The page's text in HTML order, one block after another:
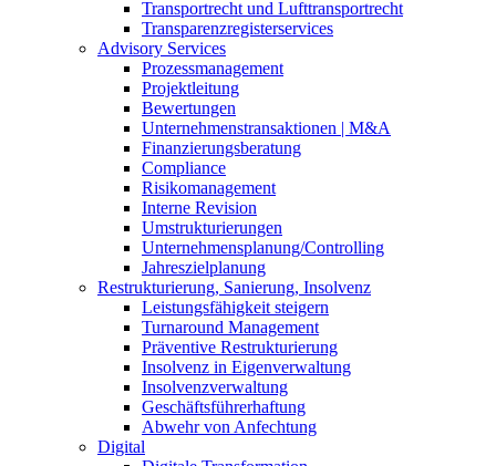
Transportrecht und Lufttransportrecht
Transparenzregisterservices
Advisory Services
Prozessmanagement
Projektleitung
Bewertungen
Unternehmenstransaktionen | M&A
Finanzierungsberatung
Compliance
Risikomanagement
Interne Revision
Umstrukturierungen
Unternehmensplanung/Controlling
Jahreszielplanung
Restrukturierung, Sanierung, Insolvenz
Leistungsfähigkeit steigern
Turnaround Management
Präventive Restrukturierung
Insolvenz in Eigenverwaltung
Insolvenzverwaltung
Geschäftsführerhaftung
Abwehr von Anfechtung
Digital